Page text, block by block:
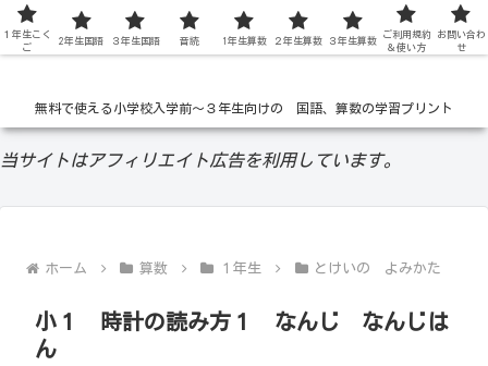
低学年の無料学習ドリル
無料で使える小学校入学前〜３年生向けの 国語、算数の学習プリント
当サイトはアフィリエイト広告を利用しています。
ホーム 算数 １年生 とけいの よみかた
小１ 時計の読み方１ なんじ なんじは
ん
１年生こく
ご
2年生国語 ３年生国語 音読 1年生算数 ２年生算数 ３年生算数
ご利用規約
＆使い方
お問い合わ
せ